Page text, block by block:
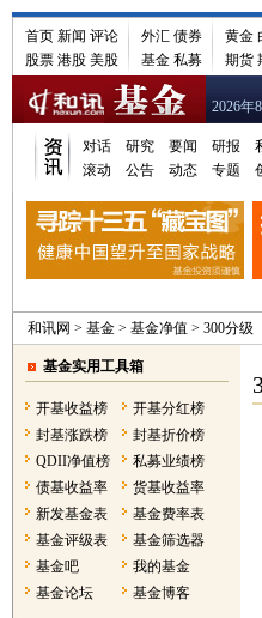
首页 新闻 评论
股票 港股 美股
外汇 债券
基金 私募
黄金
期货
2026年
对话 研究 要闻 研报
滚动
公告 动态 专题
和讯网 > 基金 > 基金净值 > 300分级
基金实用工具箱
开基收益榜
开基分红榜
封基涨跌榜
封基折价榜
QDII净值榜
私募业绩榜
债基收益率
货基收益率
新发基金表
基金费率表
基金评级表
基金筛选器
基金吧
我的基金
基金论坛
基金博客